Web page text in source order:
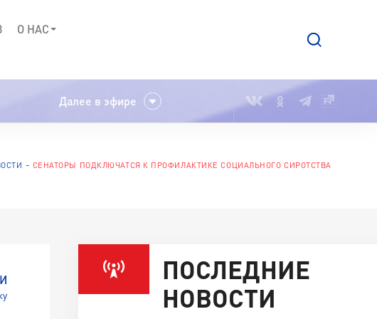
О НАС
Далее в эфире
СЕНАТОРЫ ПОДКЛЮЧАТСЯ К ПРОФИЛАКТИКЕ СОЦИАЛЬНОГО СИРОТСТВА
ПОСЛЕДНИЕ
НОВОСТИ